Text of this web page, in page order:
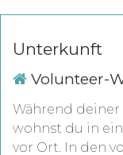
Unterkunft
Volunteer-
Während
wohnst du in
vor Ort. In den